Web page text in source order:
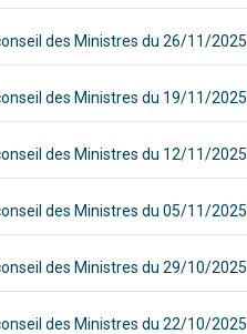
des Ministres du 26/11/2025
des Ministres du 19/11/2025
des Ministres du 12/11/2025
des Ministres du 05/11/2025
des Ministres du 29/10/2025
des Ministres du 22/10/2025